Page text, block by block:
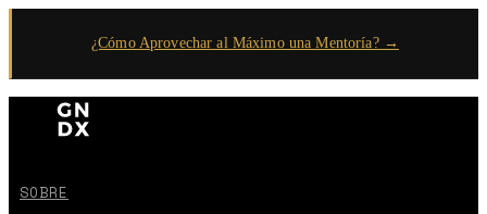
¿Cómo Aprovechar al Máximo una Mentoría? →
SOBRE